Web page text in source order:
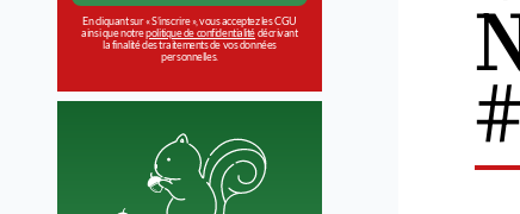
En cliquant sur « S’inscrire », vous acceptez les CGU
ainsi que notrepolitique de confidentialitédécrivant
la finalité des traitements de vos données
personnelles.